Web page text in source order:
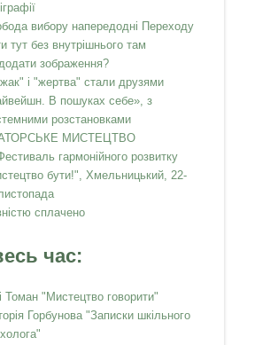
вибору напередодні Переходу
тут без внутрішнього там
зображення?
і "жертва" стали друзями
В пошуках себе», з
розстановками
МИСТЕЦТВО
гармонійного розвитку
бути!", Хмельницький, 22-
сплачено
час:
Томан "Мистецтво говорити"
Горбунова "Записки шкільного